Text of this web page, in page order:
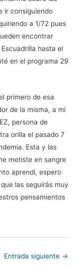
ir consiguiendo
a 1/72 pues
encontrar
hasta el
en el programa 29
primero de esa
de la misma, a mi
persona de
orilla el pasado 7
Esta y las
metiste en sangre
aprendí, espero
las seguirás muy
pensamientos
Entrada siguiente →